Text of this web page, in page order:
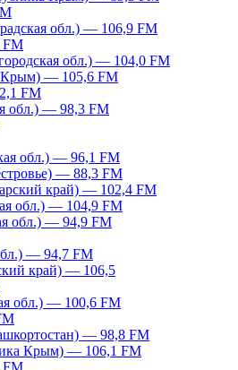
обл.) — 106,9 FM
FM
обл.) — 104,0 FM
Крым) — 105,6 FM
FM
обл.) — 98,3 FM
обл.) — 96,1 FM
— 88,3 FM
край) — 102,4 FM
обл.) — 104,9 FM
обл.) — 94,9 FM
— 94,7 FM
край) — 106,5
обл.) — 100,6 FM
— 98,8 FM
Крым) — 106,1 FM
FM